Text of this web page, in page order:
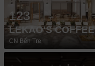
123
LEKAO'S COFFEE
CN Bến Tre